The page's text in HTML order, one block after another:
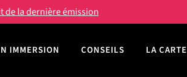
de la dernière émission
IMMERSION CONSEILS LA CARTE